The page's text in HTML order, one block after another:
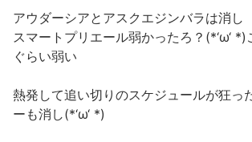
アウダーシアとアスクエジンバラは消し
スマートプリエール弱かったろ？(*‘ω‘ *)
ぐらい弱い
熱発して追い切りのスケジュールが狂っ
ーも消し(*‘ω‘ *)